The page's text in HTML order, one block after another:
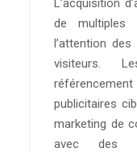
L’acquisition
de multiples
l’attention
visiteurs.
publicitaires
marketing de
avec des